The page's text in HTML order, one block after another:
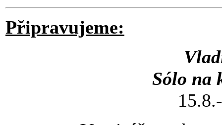
Připravujeme:
Sólo na